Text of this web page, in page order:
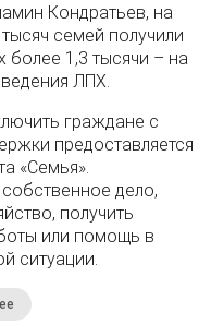
Кондратьев, на
семей получили
более 1,3 тысячи – на
ЛПХ.
граждане с
предоставляется
«Семья».
дело,
получить
или помощь в
ситуации.